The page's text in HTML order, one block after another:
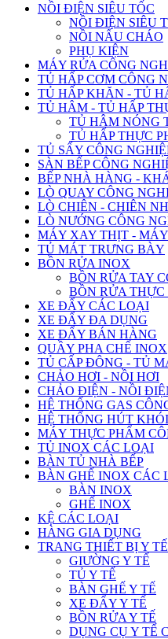
NỒI ĐIỆN SIÊU TỐC
NỒI ĐIỆN SIÊU
NỒI NẤU CHÁO
PHỤ KIỆN
MÁY RỬA CÔNG
TỦ HẤP CƠM CÔNG
TỦ HẤP KHĂN - TỦ
TỦ HÂM - TỦ HẤP
TỦ HÂM NÓNG
TỦ HẤP THỰC
TỦ SẤY CÔNG
SÀN BẾP CÔNG
BẾP NHÀ HÀNG -
LÒ QUAY CÔNG
LÒ CHIÊN - CHIÊN
LÒ NƯỚNG CÔNG
MÁY XAY THỊT -
TỦ MÁT TRƯNG BÀY
BỒN RỬA INOX
BỒN RỬA TAY
BỒN RỬA THỰC
XE ĐẨY CÁC LOẠI
XE ĐẨY ĐA DỤNG
XE ĐẨY BÁN HÀNG
QUẦY PHA CHẾ INOX
TỦ CẤP ĐÔNG - TỦ
CHẢO HƠI - NỒI HƠI
CHẢO ĐIỆN - NỒI
HỆ THỐNG GAS
HỆ THỐNG HÚT
MÁY THỰC PHẨM
TỦ INOX CÁC LOẠI
BÀN TỦ NHÀ BẾP
BÀN GHẾ INOX CÁC
BÀN INOX
GHẾ INOX
KỆ CÁC LOẠI
HÀNG GIA DỤNG
TRANG THIẾT BỊ Y TẾ
GIƯỜNG Y TẾ
TỦ Y TẾ
BÀN GHẾ Y TẾ
XE ĐẨY Y TẾ
BỒN RỬA Y TẾ
DỤNG CỤ Y TẾ